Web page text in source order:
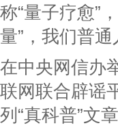
称“量子疗愈”
量”，我们普
在中央网信办
联网联合辟谣
列“真科普”文